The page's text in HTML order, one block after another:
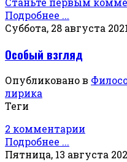
Подробнее ...
Суббота, 28 августа
Особый взгляд
Опубликовано в
лирика
Теги
2 комментарии
Подробнее ...
Пятница, 13 августа